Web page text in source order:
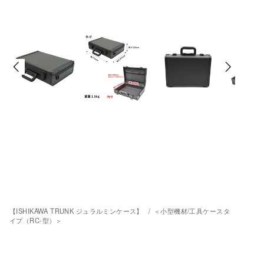
【ISHIKAWA TRUNK ジュラルミンケース】 / ＜小型機材/工具ケースタ
イプ（RC-型）＞